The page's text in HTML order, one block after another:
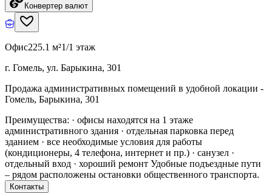
Конвертер валют
Офис225.1 м²1/1 этаж
г. Гомель, ул. Барыкина, 301
Продажа административных помещений в удобной локации -
Гомель, Барыкина, 301
Преимущества: · офисы находятся на 1 этаже
административного здания · отдельная парковка перед
зданием · все необходимые условия для работы
(кондиционеры, 4 телефона, интернет и пр.) · санузел ·
отдельный вход · хороший ремонт Удобные подъездные пути
– рядом расположены остановки общественного транспорта.
Контакты